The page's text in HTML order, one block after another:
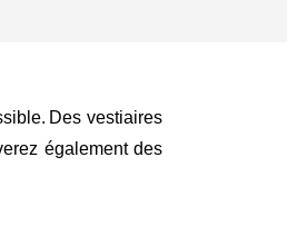
Des vestiaires
également des